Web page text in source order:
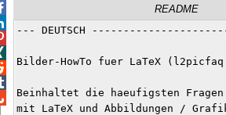
README
--- DEUTSCH
Bilder-HowTo fuer LaTeX
Beinhaltet die haeufigsten Fragen
mit LaTeX und Abbildungen /